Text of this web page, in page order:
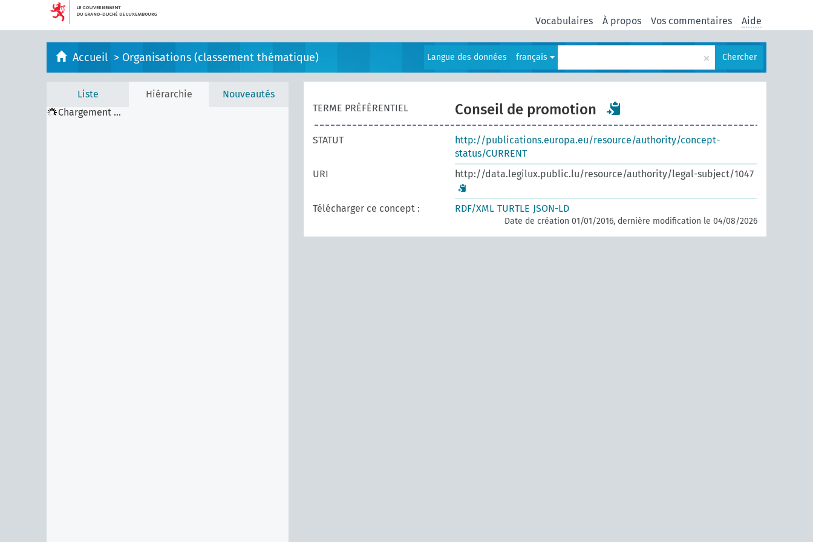
Vocabulaires À propos Vos commentaires Aide
Accueil > Organisations (classement thématique) Langue des données français × Chercher
Liste Hiérarchie
Nouveautés
Chargement ...
TERME PRÉFÉRENTIEL Conseil de promotion
STATUT
http://publications.europa.eu/resource/authority/concept-
status/CURRENT
URI
http://data.legilux.public.lu/resource/authority/legal-subject/1047
Télécharger ce concept : RDF/XML TURTLE JSON-LD
Date de création 01/01/2016, dernière modification le 04/08/2026